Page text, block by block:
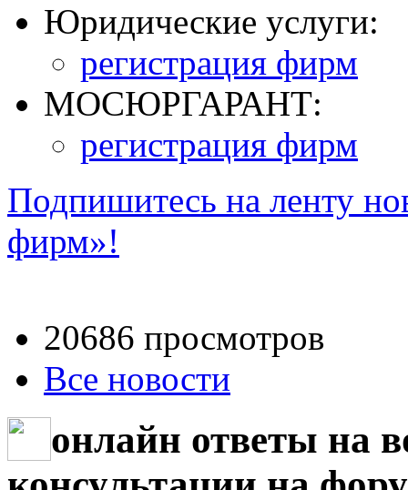
Юридические услуги:
регистрация фирм
МОСЮРГАРАНТ:
регистрация фирм
Подпишитесь на ленту
фирм»!
20686 просмотров
Все новости
онлайн ответы на